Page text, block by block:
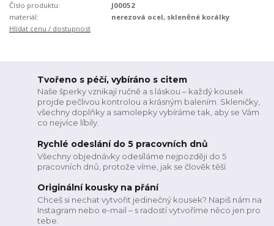
Číslo produktu:
J00052
materiál:
nerezová ocel, skleněné korálky
Hlídat cenu / dostupnost
Tvořeno s péčí, vybíráno s citem
Naše šperky vznikají ručně a s láskou – každý kousek
projde pečlivou kontrolou a krásným balením. Skleničky,
všechny doplňky a samolepky vybíráme tak, aby se Vám
co nejvíce líbily.
Rychlé odeslání do 5 pracovních dnů
Všechny objednávky odesíláme nejpozději do 5
pracovních dnů, protože víme, jak se člověk těší.
Originální kousky na přání
Chceš si nechat vytvořit jedinečný kousek? Napiš nám na
Instagram nebo e-mail – s radostí vytvoříme něco jen pro
tebe.